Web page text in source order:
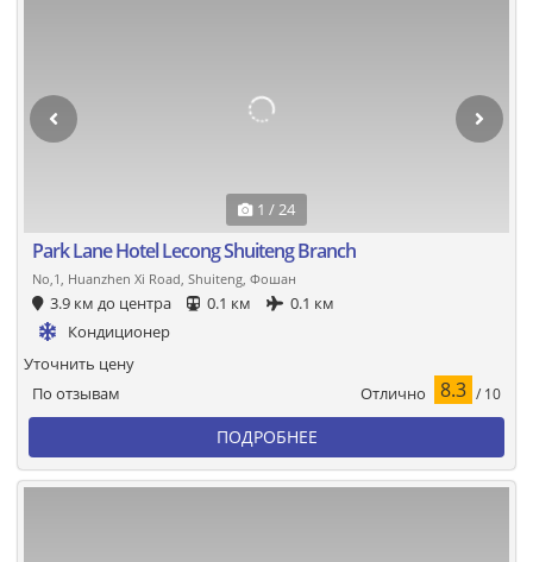
1 / 24
Park Lane Hotel Lecong Shuiteng Branch
No,1, Huanzhen Xi Road, Shuiteng, Фошан
3.9 км до центра 0.1 км
0.1 км
Кондиционер
По отзывам Отлично 8.3 / 10
Уточнить цену
ПОДРОБНЕЕ